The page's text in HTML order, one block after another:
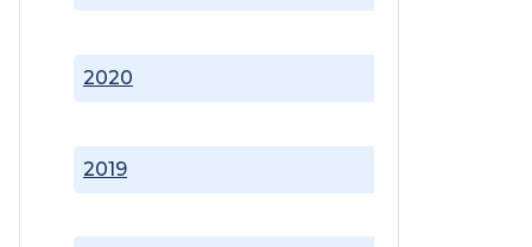
2019
2020